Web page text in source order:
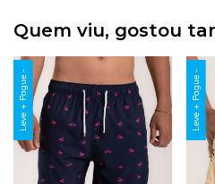
Quem viu, gostou
Leve + Pague - Leve + Pague -